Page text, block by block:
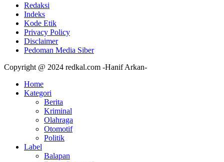
Redaksi
Indeks
Kode Etik
Privacy Policy
Disclaimer
Pedoman Media Siber
Copyright @ 2024 redkal.com -Hanif Arkan-
Home
Kategori
Berita
Kriminal
Olahraga
Otomotif
Politik
Label
Balapan